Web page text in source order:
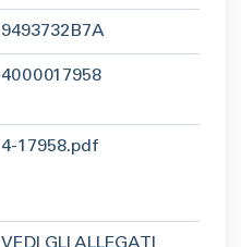
9493732B7A
4000017958
4-17958.pdf